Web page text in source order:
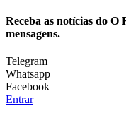
Receba as notícias do O
mensagens.
Telegram
Whatsapp
Facebook
Entrar